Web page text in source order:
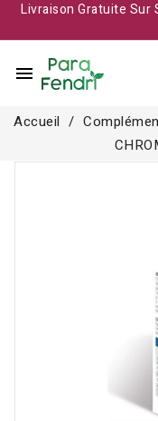
Livraison Gratuite Sur
menu
Accueil